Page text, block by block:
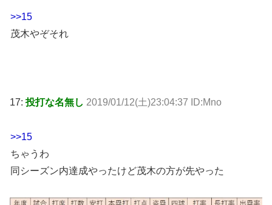
>>15
茂木やぞそれ
17:投打な名無し 2019/01/12(土)23:04:37 ID:Mno
>>15
ちゃうわ
同シーズン内達成やったけど茂木の方が先やった